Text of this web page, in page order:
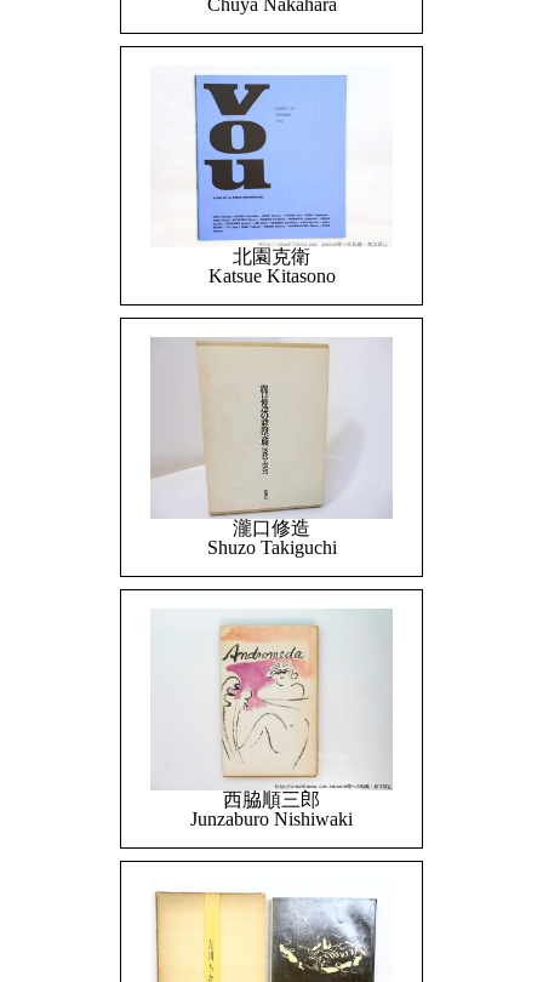
Chuya Nakahara
北園克衛
Katsue Kitasono
瀧口修造
Shuzo Takiguchi
西脇順三郎
Junzaburo Nishiwaki